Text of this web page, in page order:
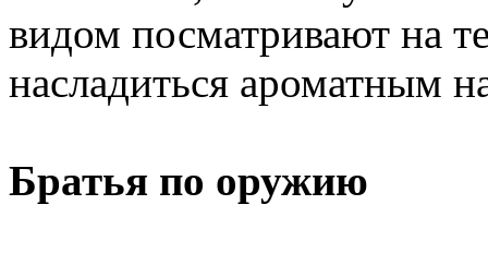
видом посматривают на
насладиться ароматным
Братья по оружию